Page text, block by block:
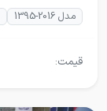
مدل 2016-1395
قیمت: